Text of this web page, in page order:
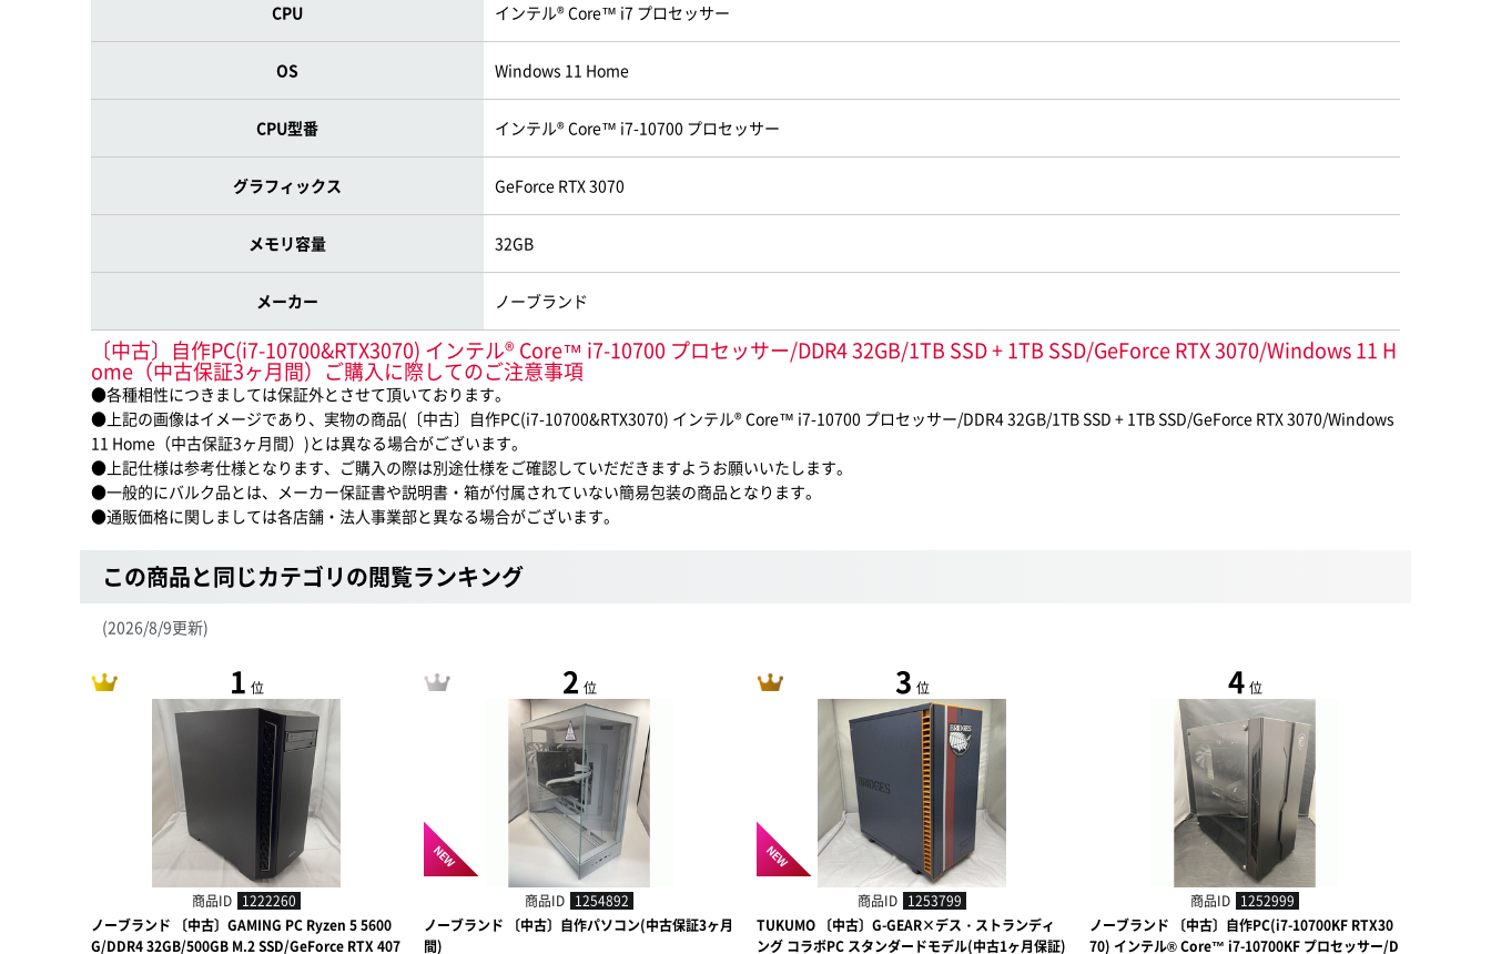
CPU インテル® Core™ i7 プロセッサー
OS Windows 11 Home
CPU型番 インテル® Core™ i7-10700 プロセッサー
グラフィックス GeForce RTX 3070
メモリ容量 32GB
メーカー ノーブランド
〔中古〕自作PC(i7-10700&RTX3070) インテル® Core™ i7-10700 プロセッサー/DDR4 32GB/1TB SSD + 1TB SSD/GeForce RTX 3070/Windows 11 H
ome（中古保証3ヶ月間）ご購入に際してのご注意事項
●各種相性につきましては保証外とさせて頂いております。
●上記の画像はイメージであり、実物の商品(〔中古〕自作PC(i7-10700&RTX3070) インテル® Core™ i7-10700 プロセッサー/DDR4 32GB/1TB SSD + 1TB SSD/GeForce RTX 3070/Windows
11 Home（中古保証3ヶ月間）)とは異なる場合がございます。
●上記仕様は参考仕様となります、ご購入の際は別途仕様をご確認していだだきますようお願いいたします。
●一般的にバルク品とは、メーカー保証書や説明書・箱が付属されていない簡易包装の商品となります。
●通販価格に関しましては各店舗・法人事業部と異なる場合がございます。
この商品と同じカテゴリの閲覧ランキング
(2026/8/9更新)
1 位
商品ID 1222260
ノーブランド 〔中古〕GAMING PC Ryzen 5 5600
G/DDR4 32GB/500GB M.2 SSD/GeForce RTX 407
2 位
NEW
商品ID 1254892
ノーブランド 〔中古〕自作パソコン(中古保証3ヶ月
間)
3 位
NEW
商品ID 1253799
TUKUMO 〔中古〕G-GEAR×デス・ストランディ
ング コラボPC スタンダードモデル(中古1ヶ月保証)
4 位
商品ID 1252999
ノーブランド 〔中古〕自作PC(i7-10700KF RTX30
70) インテル® Core™ i7-10700KF プロセッサー/D